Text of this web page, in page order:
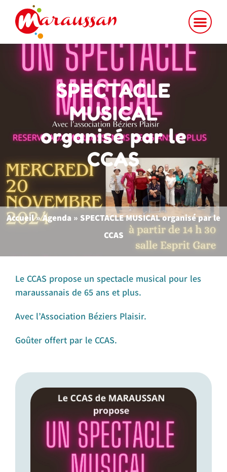
SPECTACLE
MUSICAL
organisé par le
CCAS
Accueil»Agenda » SPECTACLE MUSICAL organisé par le
CCAS
Le CCAS propose un spectacle musical pour les
maraussanais de 65 ans et plus.
Avec l’Association Béziers Plaisir.
Goûter offert par le CCAS.